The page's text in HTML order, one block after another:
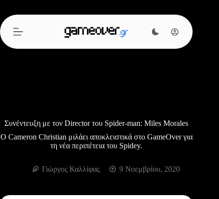
περιεχόμενο
Συνέντευξη με τον Director του Spider-man: Miles Morales
O Cameron Christian μιλάει αποκλειστικά στο GameOver για
τη νέα περιπέτεια του Spidey.
Γιώργος Καλλίφας 9 Νοεμβρίου, 2020